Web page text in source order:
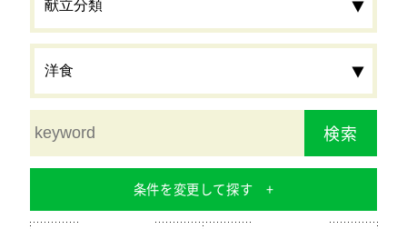
検索
条件を変更して探す